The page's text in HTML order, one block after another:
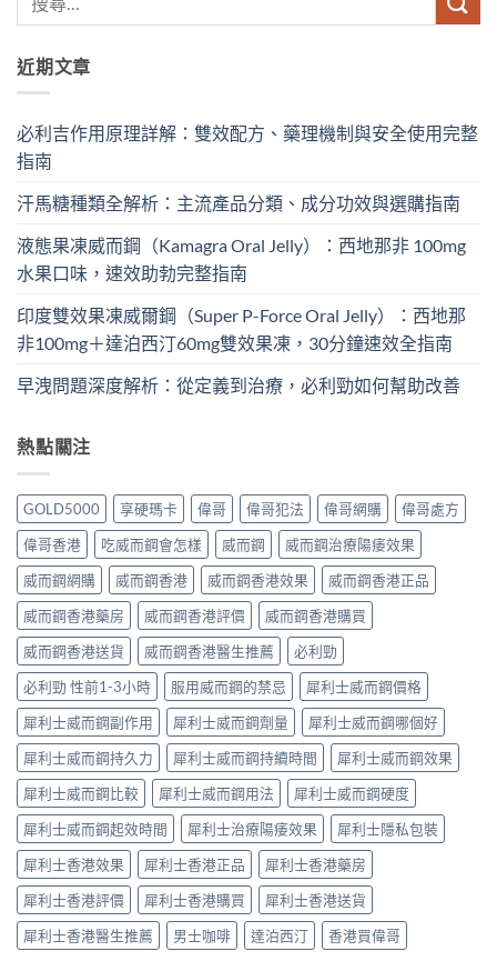
近期文章
必利吉作用原理詳解：雙效配方、藥理機制與安全使用完整
指南
汗馬糖種類全解析：主流產品分類、成分功效與選購指南
液態果凍威而鋼（Kamagra Oral Jelly）：西地那非 100mg​
水果口味，速效助勃完整指南
印度雙效果凍威爾鋼（Super P-Force Oral Jelly）：西地那
非100mg＋達泊西汀60mg雙效果凍，30分鐘速效全指南
早洩問題深度解析：從定義到治療，必利勁如何幫助改善
熱點關注
GOLD5000 享硬瑪卡 偉哥 偉哥犯法 偉哥網購
偉哥處方
偉哥香港
吃威而鋼會怎樣 威而鋼
威而鋼治療陽痿效果
威而鋼網購
威而鋼香港 威而鋼香港效果
威而鋼香港正品
威而鋼香港藥房
威而鋼香港評價
威而鋼香港購買
威而鋼香港送貨
威而鋼香港醫生推薦
必利勁
必利勁 性前1-3小時
服用威而鋼的禁忌
犀利士威而鋼價格
犀利士威而鋼副作用
犀利士威而鋼劑量
犀利士威而鋼哪個好
犀利士威而鋼持久力
犀利士威而鋼持續時間
犀利士威而鋼效果
犀利士威而鋼比較
犀利士威而鋼用法
犀利士威而鋼硬度
犀利士威而鋼起效時間
犀利士治療陽痿效果
犀利士隱私包裝
犀利士香港效果
犀利士香港正品
犀利士香港藥房
犀利士香港評價
犀利士香港購買
犀利士香港送貨
犀利士香港醫生推薦
男士咖啡 達泊西汀 香港買偉哥